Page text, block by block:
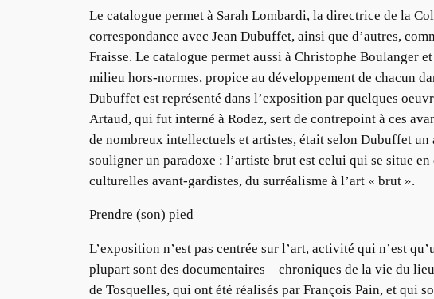
Le catalogue permet à Sarah Lombardi, la directrice de la
correspondance avec Jean Dubuffet, ainsi que d’autres,
Fraisse. Le catalogue permet aussi à Christophe Boulanger
milieu hors-normes, propice au développement de chacun
Dubuffet est représenté dans l’exposition par quelques
Artaud, qui fut interné à Rodez, sert de contrepoint à ces
de nombreux intellectuels et artistes, était selon Dubuffet
souligner un paradoxe : l’artiste brut est celui qui se situe
culturelles avant-gardistes, du surréalisme à l’art « brut ».
Prendre (son) pied
L’exposition n’est pas centrée sur l’art, activité qui n’est
plupart sont des documentaires – chroniques de la vie du
de Tosquelles, qui ont été réalisés par François Pain, et qui